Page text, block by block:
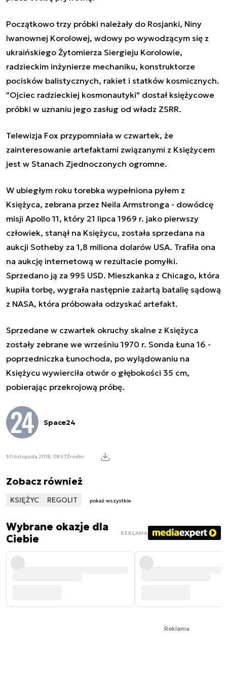
Początkowo trzy próbki należały do Rosjanki, Niny
Iwanownej Korolowej, wdowy po wywodzącym się z
ukraińskiego Żytomierza Siergieju Korolowie,
radzieckim inżynierze mechaniku, konstruktorze
pocisków balistycznych, rakiet i statków kosmicznych.
"Ojciec radzieckiej kosmonautyki" dostał księżycowe
próbki w uznaniu jego zasług od władz ZSRR.
Telewizja Fox przypomniała w czwartek, że
zainteresowanie artefaktami związanymi z Księżycem
jest w Stanach Zjednoczonych ogromne.
W ubiegłym roku torebka wypełniona pyłem z
Księżyca, zebrana przez Neila Armstronga - dowódcę
misji Apollo 11, który 21 lipca 1969 r. jako pierwszy
człowiek, stanął na Księżycu, została sprzedana na
aukcji Sotheby za 1,8 miliona dolarów USA. Trafiła ona
na aukcję internetową w rezultacie pomyłki.
Sprzedano ją za 995 USD. Mieszkanka z Chicago, która
kupiła torbę, wygrała następnie zażartą batalię sądową
z NASA, która próbowała odzyskać artefakt.
Sprzedane w czwartek okruchy skalne z Księżyca
zostały zebrane we wrześniu 1970 r. Sonda Łuna 16 -
poprzedniczka Łunochoda, po wylądowaniu na
Księżycu wywierciła otwór o głębokości 35 cm,
pobierając przekrojową próbę.
Space24
30 listopada 2018, 08:57Źródło:
Zobacz również
KSIĘŻYC REGOLIT pokaż wszystkie
Wybrane okazje dla
Ciebie
REKLAMA
Reklama